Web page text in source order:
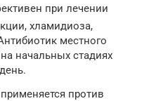
при лечении
хламидиоза,
местного
начальных стадиях
против